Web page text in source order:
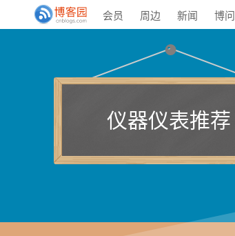
会员 周边 新闻 博问
仪器仪表推荐